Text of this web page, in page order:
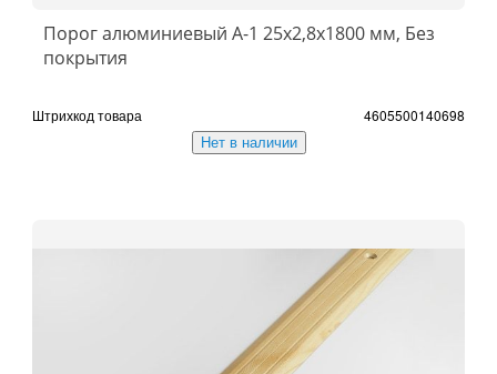
Порог алюминиевый А-1 25x2,8x1800 мм, Без
покрытия
Штрихкод товара 4605500140698
Нет в наличии